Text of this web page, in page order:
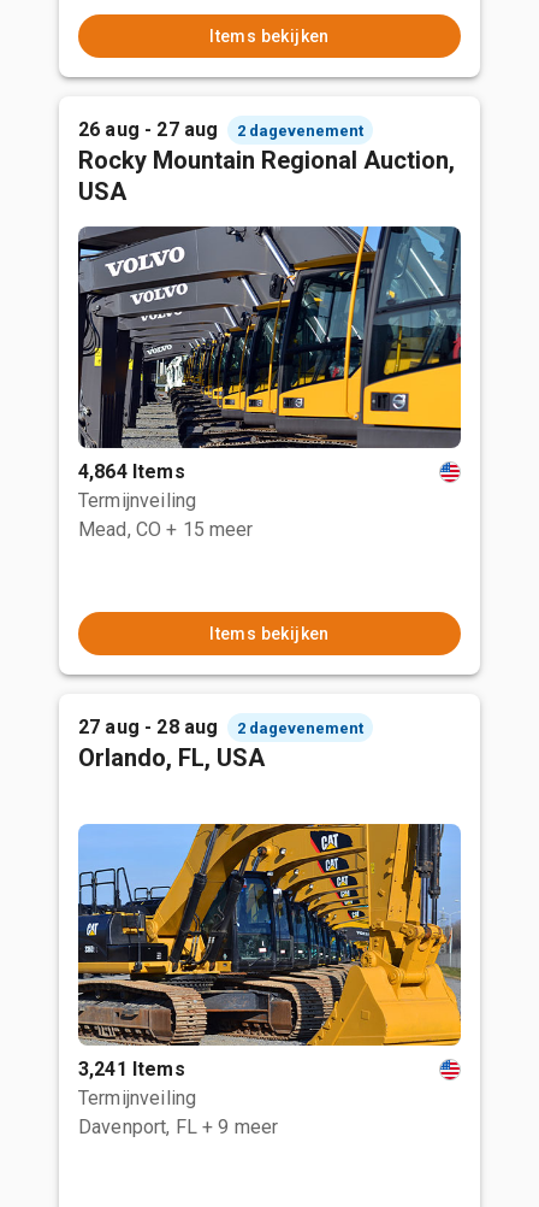
Items bekijken
26 aug - 27 aug 2 dagevenement
Rocky Mountain Regional Auction,
USA
4,864 Items
Termijnveiling
Mead, CO + 15 meer
Items bekijken
27 aug - 28 aug 2 dagevenement
Orlando, FL, USA
3,241 Items
Termijnveiling
Davenport, FL + 9 meer